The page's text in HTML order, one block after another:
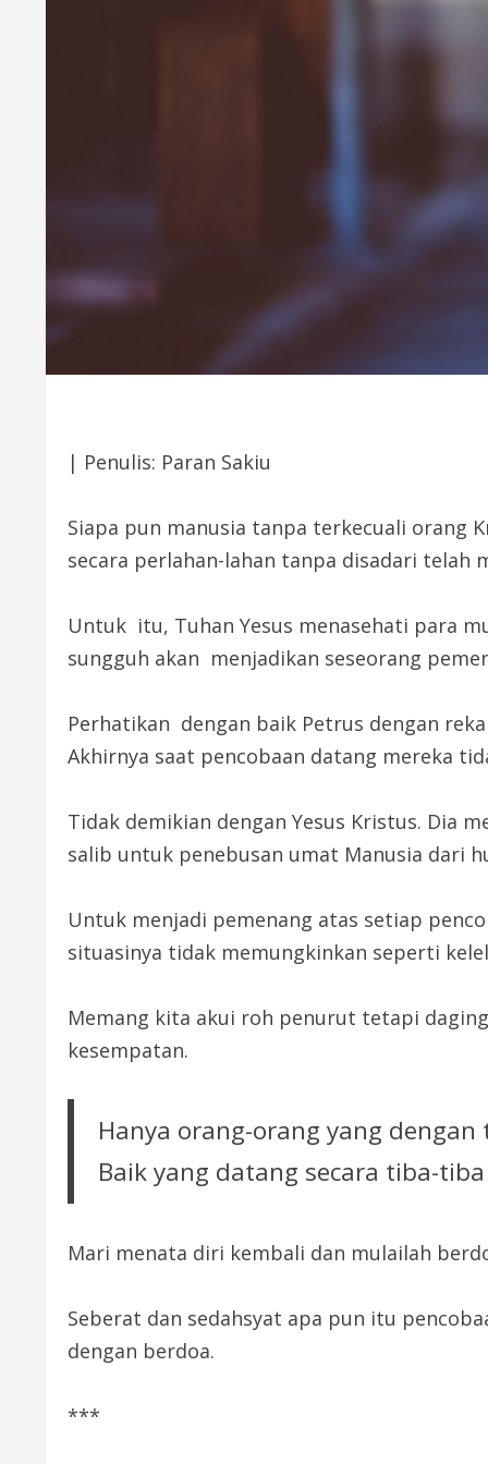
| Penulis: Paran Sakiu
Siapa pun manusia tanpa terkecuali orang
secara perlahan-lahan tanpa disadari telah
Untuk itu, Tuhan Yesus menasehati para
sungguh akan menjadikan seseorang
Perhatikan dengan baik Petrus dengan
Akhirnya saat pencobaan datang mereka
Tidak demikian dengan Yesus Kristus. Dia
salib untuk penebusan umat Manusia dari
Untuk menjadi pemenang atas setiap
situasinya tidak memungkinkan seperti
Memang kita akui roh penurut tetapi
kesempatan.
Hanya orang-orang yang
Baik yang datang secara tiba-
Mari menata diri kembali dan mulailah
Seberat dan sedahsyat apa pun itu
dengan berdoa.
***